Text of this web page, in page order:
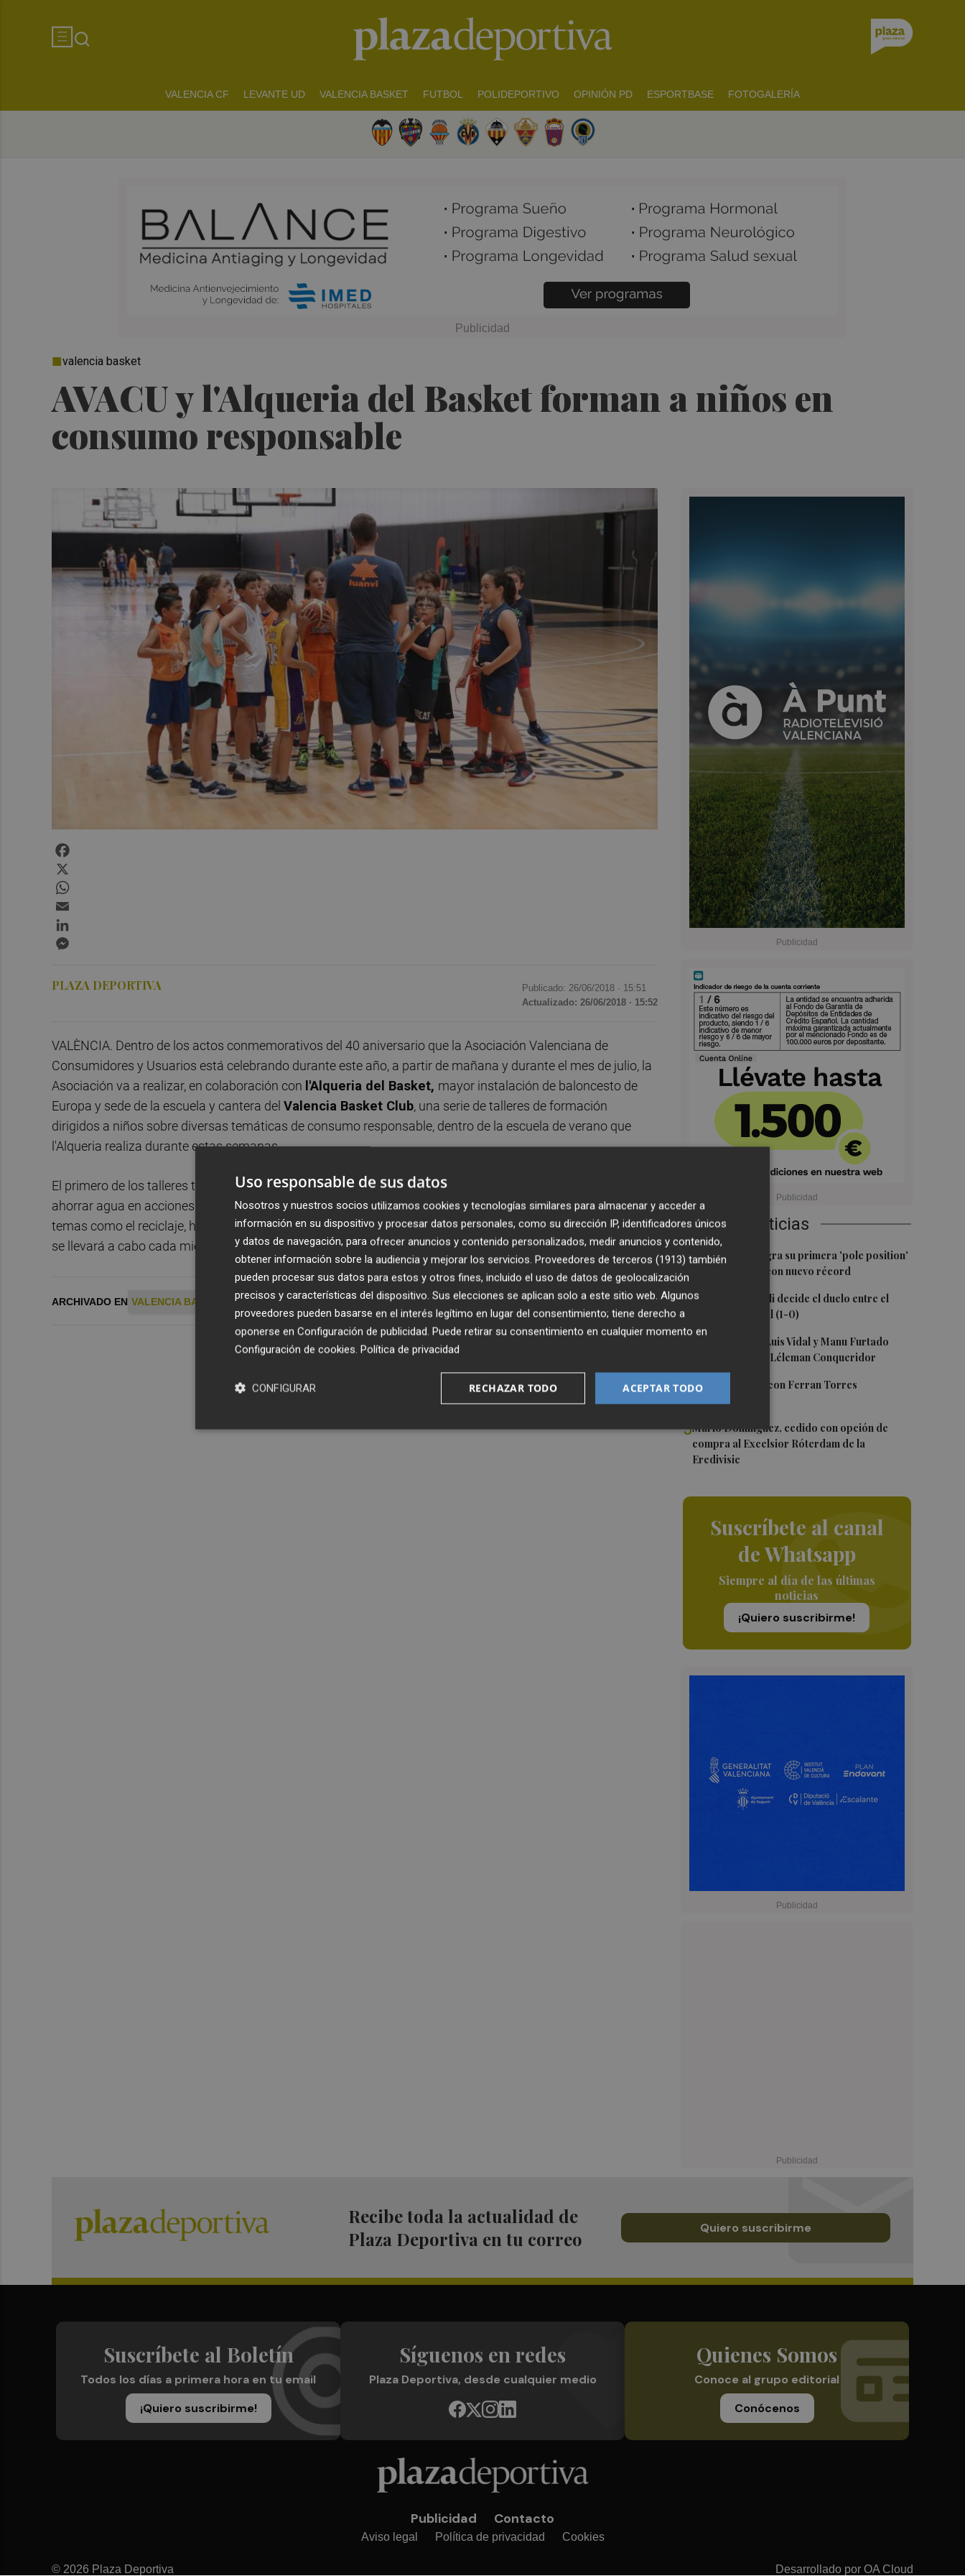
VALENCIA CF LEVANTE UD VALENCIA BASKET FUTBOL POLIDEPORTIVO OPINIÓN PD ESPORTBASE FOTOGALERÍA
AVACU y l'Alqueria del Basket forman a niños en
consumo responsable
valencia basket
Últimas Noticias
1Jorge Martín logra su primera 'pole position'
en Silverstone, con nuevo récord
2Un gol de Bardeli decide el duelo entre el
Levante y su filial (1-0)
Nacho Huerta, Luis Vidal y Manu Furtado
renuevan con el Léleman Conqueridor
4Foios se vuelca con Ferran Torres
5Mario Domínguez, cedido con opción de
compra al Excelsior Róterdam de la
Eredivisie
Suscríbete al canal
de Whatsapp
Siempre al día de las últimas
noticias
¡Quiero suscribirme!
PLAZA DEPORTIVA Publicado: 26/06/2018 · 15:51
Actualizado: 26/06/2018 · 15:52
VALÈNCIA. Dentro de los actos conmemorativos del 40 aniversario que la Asociación Valenciana de
Consumidores y Usuarios está celebrando durante este año, a partir de mañana y durante el mes de julio, la
Asociación va a realizar, en colaboración con l'Alqueria del Basket, mayor instalación de baloncesto de
Europa y sede de la escuela y cantera del Valencia Basket Club, una serie de talleres de formación
dirigidos a niños sobre diversas temáticas de consumo responsable, dentro de la escuela de verano que
l'Alqueria realiza durante estas semanas.
El primero de los talleres tratará sobre el uso responsable del agua, que recoge consejos para aprender a
ahorrar agua en acciones cotidianas de nuestro día a día. Durante las siguientes semanas, se abordarán
temas como el reciclaje, hábitos saludables en la alimentación o importancia del ejercicio físico. La actividad
se llevará a cabo cada miércoles, en todos los turnos de la escuela.
ARCHIVADO EN VALENCIA BASKET
Recibe toda la actualidad de
Plaza Deportiva en tu correo
Quiero suscribirme
Suscríbete al Boletín
Todos los días a primera hora en tu email
¡Quiero suscribirme!
Síguenos en redes
Plaza Deportiva, desde cualquier medio
Quienes Somos
Conoce al grupo editorial
Conócenos
Publicidad Contacto
Aviso legal Política de privacidad Cookies
© 2026 Plaza Deportiva Desarrollado por OA Cloud
Uso responsable de sus datos
Nosotros y nuestros socios utilizamos cookies y tecnologías similares para almacenar y acceder a
información en su dispositivo y procesar datos personales, como su dirección IP, identificadores únicos
y datos de navegación, para ofrecer anuncios y contenido personalizados, medir anuncios y contenido,
obtener información sobre la audiencia y mejorar los servicios. Proveedores de terceros (1913) también
pueden procesar sus datos para estos y otros fines, incluido el uso de datos de geolocalización
precisos y características del dispositivo. Sus elecciones se aplican solo a este sitio web. Algunos
proveedores pueden basarse en el interés legítimo en lugar del consentimiento; tiene derecho a
oponerse en Configuración de publicidad. Puede retirar su consentimiento en cualquier momento en
Configuración de cookies. Política de privacidad
ACEPTAR TODO
RECHAZAR TODO
CONFIGURAR